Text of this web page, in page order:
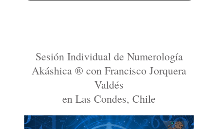
Sesión Individual de Numerología
Akáshica ® con Francisco Jorquera
Valdés
en Las Condes, Chile